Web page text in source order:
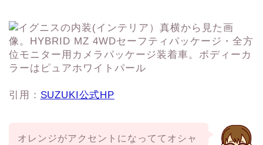
引用： SUZUKI公式HP
オレンジがアクセントになっててオシャ